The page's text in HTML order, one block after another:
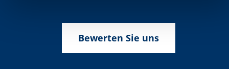
Bewerten Sie uns